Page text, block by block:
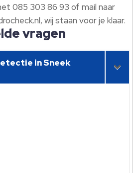
085 303 86 93 of mail naar
wij staan voor je klaar.
vragen
in Sneek